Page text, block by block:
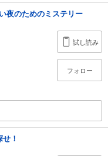
夜のためのミステリー
試し読み
フォロー
！